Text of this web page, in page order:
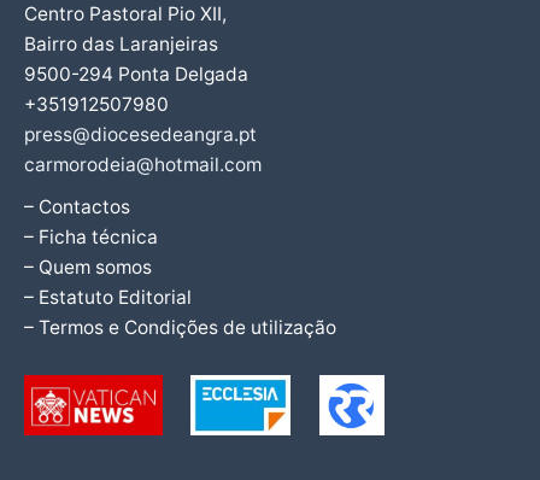
Centro Pastoral Pio XII,
Bairro das Laranjeiras
9500-294 Ponta Delgada
+351912507980
press@diocesedeangra.pt
carmorodeia@hotmail.com
– Contactos
– Ficha técnica
– Quem somos
– Estatuto Editorial
– Termos e Condições de utilização